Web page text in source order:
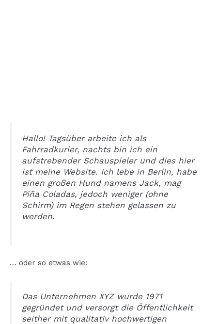
Hallo! Tagsüber arbeite ich als
Fahrradkurier, nachts bin ich ein
aufstrebender Schauspieler und dies hier
ist meine Website. Ich lebe in Berlin, habe
einen großen Hund namens Jack, mag
Piña Coladas, jedoch weniger (ohne
Schirm) im Regen stehen gelassen zu
werden.
… oder so etwas wie:
Das Unternehmen XYZ wurde 1971
gegründet und versorgt die Öffentlichkeit
seither mit qualitativ hochwertigen